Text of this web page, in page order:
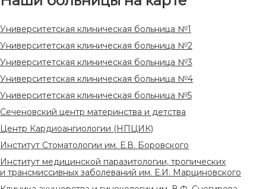
Университетская клиническая больница №1
Университетская клиническая больница №2
Университетская клиническая больница №3
Университетская клиническая больница №4
Университетская клиническая больница №5
Сеченовский центр материнства и детства
Центр Кардиоангиологии (НПЦИК)
Институт Стоматологии им. Е.В. Боровского
Институт медицинской паразитологии, тропических
и трансмиссивных заболеваний им. Е.И. Марциновского